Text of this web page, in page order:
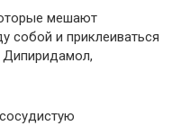
мешают
собой и приклеиваться
Дипиридамол,